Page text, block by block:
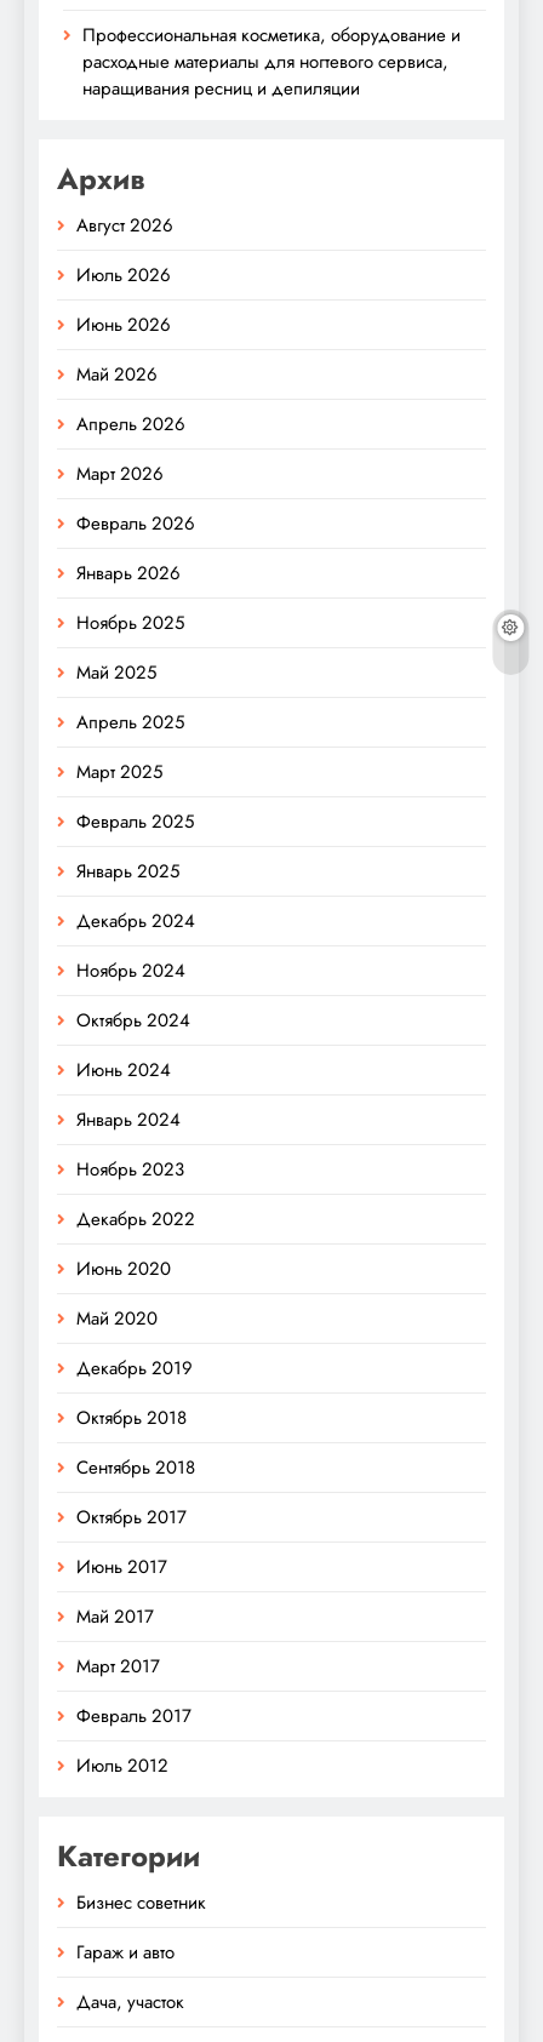
Профессиональная косметика, оборудование и
расходные материалы для ногтевого сервиса,
наращивания ресниц и депиляции
Архив
Август 2026
Июль 2026
Июнь 2026
Май 2026
Апрель 2026
Март 2026
Февраль 2026
Январь 2026
Ноябрь 2025
Май 2025
Апрель 2025
Март 2025
Февраль 2025
Январь 2025
Декабрь 2024
Ноябрь 2024
Октябрь 2024
Июнь 2024
Январь 2024
Ноябрь 2023
Декабрь 2022
Июнь 2020
Май 2020
Декабрь 2019
Октябрь 2018
Сентябрь 2018
Октябрь 2017
Июнь 2017
Май 2017
Март 2017
Февраль 2017
Июль 2012
Категории
Бизнес советник
Гараж и авто
Дача, участок